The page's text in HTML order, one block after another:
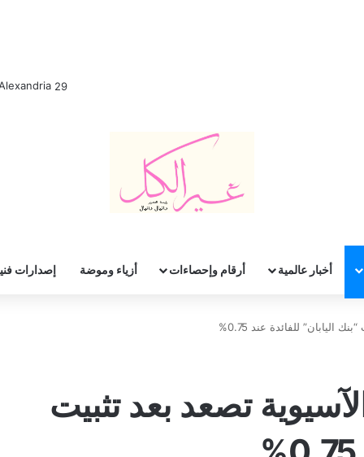
29
أخبار عالمية أرقام وإحصاءات أزياء وموضة إصدارات
اليابان” للفائدة عند 0.75%
تصعد بعد تثبيت